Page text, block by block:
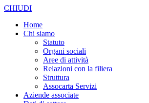
CHIUDI
Home
Chi siamo
Statuto
Organi sociali
Aree di attività
Relazioni con la filiera
Struttura
Assocarta Servizi
Aziende associate